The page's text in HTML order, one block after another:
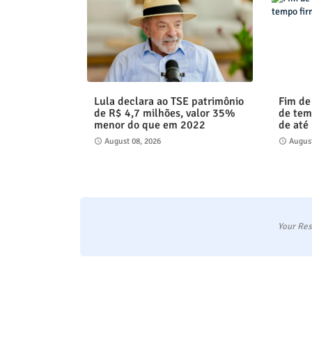
Lula declara ao TSE patrimônio
de R$ 4,7 milhões, valor 35%
menor do que em 2022
August 08, 2026
Fim
de
de até
Your